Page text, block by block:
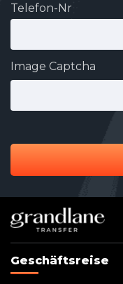
Telefon-Nr
Image Captcha
Geschäftsreise